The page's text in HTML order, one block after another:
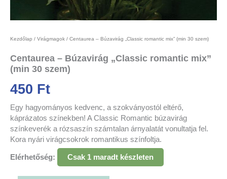
Kezdőlap / Virágmagok / Centaurea – Búzavirág „Classic romantic mix” (min 30 szem)
Centaurea – Búzavirág „Classic romantic mix”
(min 30 szem)
450 Ft
Egy hagyományos kedvenc, a szokványostól eltérő,
káprázatos színekben! A Classic Romantic búzavirág
színkeverék a rózsaszín számtalan árnyalatát vonultatja fel.
Kora nyári virágcsokrok romantikus színfoltja.
Elérhetőség: Csak 1 maradt készleten